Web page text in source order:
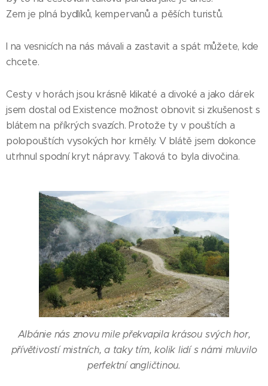
Zem je plná bydlíků, kempervanů a pěších turistů.
I na vesnicích na nás mávali a zastavit a spát můžete, kde
chcete.
Cesty v horách jsou krásně klikaté a divoké a jako dárek
jsem dostal od Existence možnost obnovit si zkušenost s
blátem na příkrých svazích. Protože ty v pouštích a
polopouštích vysokých hor krněly. V blátě jsem dokonce
utrhnul spodní kryt nápravy. Taková to byla divočina.
Albánie nás znovu mile překvapila krásou svých hor,
přívětivostí mistních, a taky tím, kolik lidí s námi mluvilo
perfektní angličtinou.